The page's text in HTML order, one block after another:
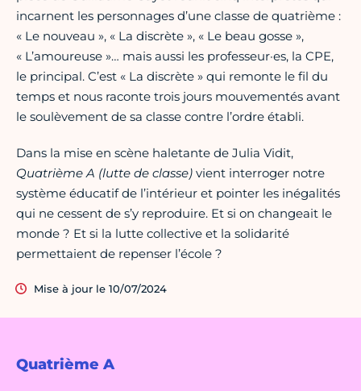
Quatrième A
incarnent les personnages d’une classe de quatrième :
« Le nouveau », « La discrète », « Le beau gosse »,
« L’amoureuse »… mais aussi les professeur·es, la CPE,
le principal. C’est « La discrète » qui remonte le fil du
temps et nous raconte trois jours mouvementés avant
le soulèvement de sa classe contre l’ordre établi.
Dans la mise en scène haletante de Julia Vidit,
Quatrième A (lutte de classe) vient interroger notre
système éducatif de l’intérieur et pointer les inégalités
qui ne cessent de s’y reproduire. Et si on changeait le
monde ? Et si la lutte collective et la solidarité
permettaient de repenser l’école ?
Mise à jour le 10/07/2024